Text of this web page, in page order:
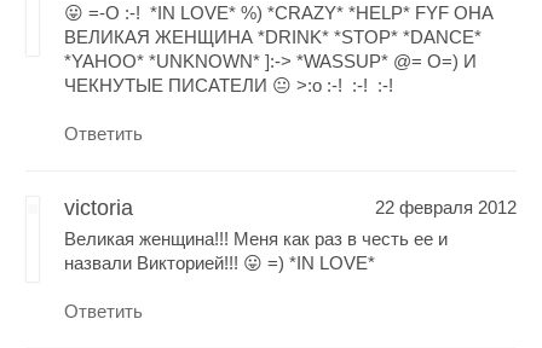
😛 =-O :-! *IN LOVE* %) *CRAZY* *HELP* FYF ОНА
ВЕЛИКАЯ ЖЕНЩИНА *DRINK* *STOP* *DANCE*
*YAHOO* *UNKNOWN* ]:-> *WASSUP* @= O=) И
ЧЕКНУТЫЕ ПИСАТЕЛИ 😐 >:o :-! :-! :-!
Ответить
victoria
22 февраля 2012
Великая женщина!!! Меня как раз в честь ее и
назвали Викторией!!! 😛 =) *IN LOVE*
Ответить